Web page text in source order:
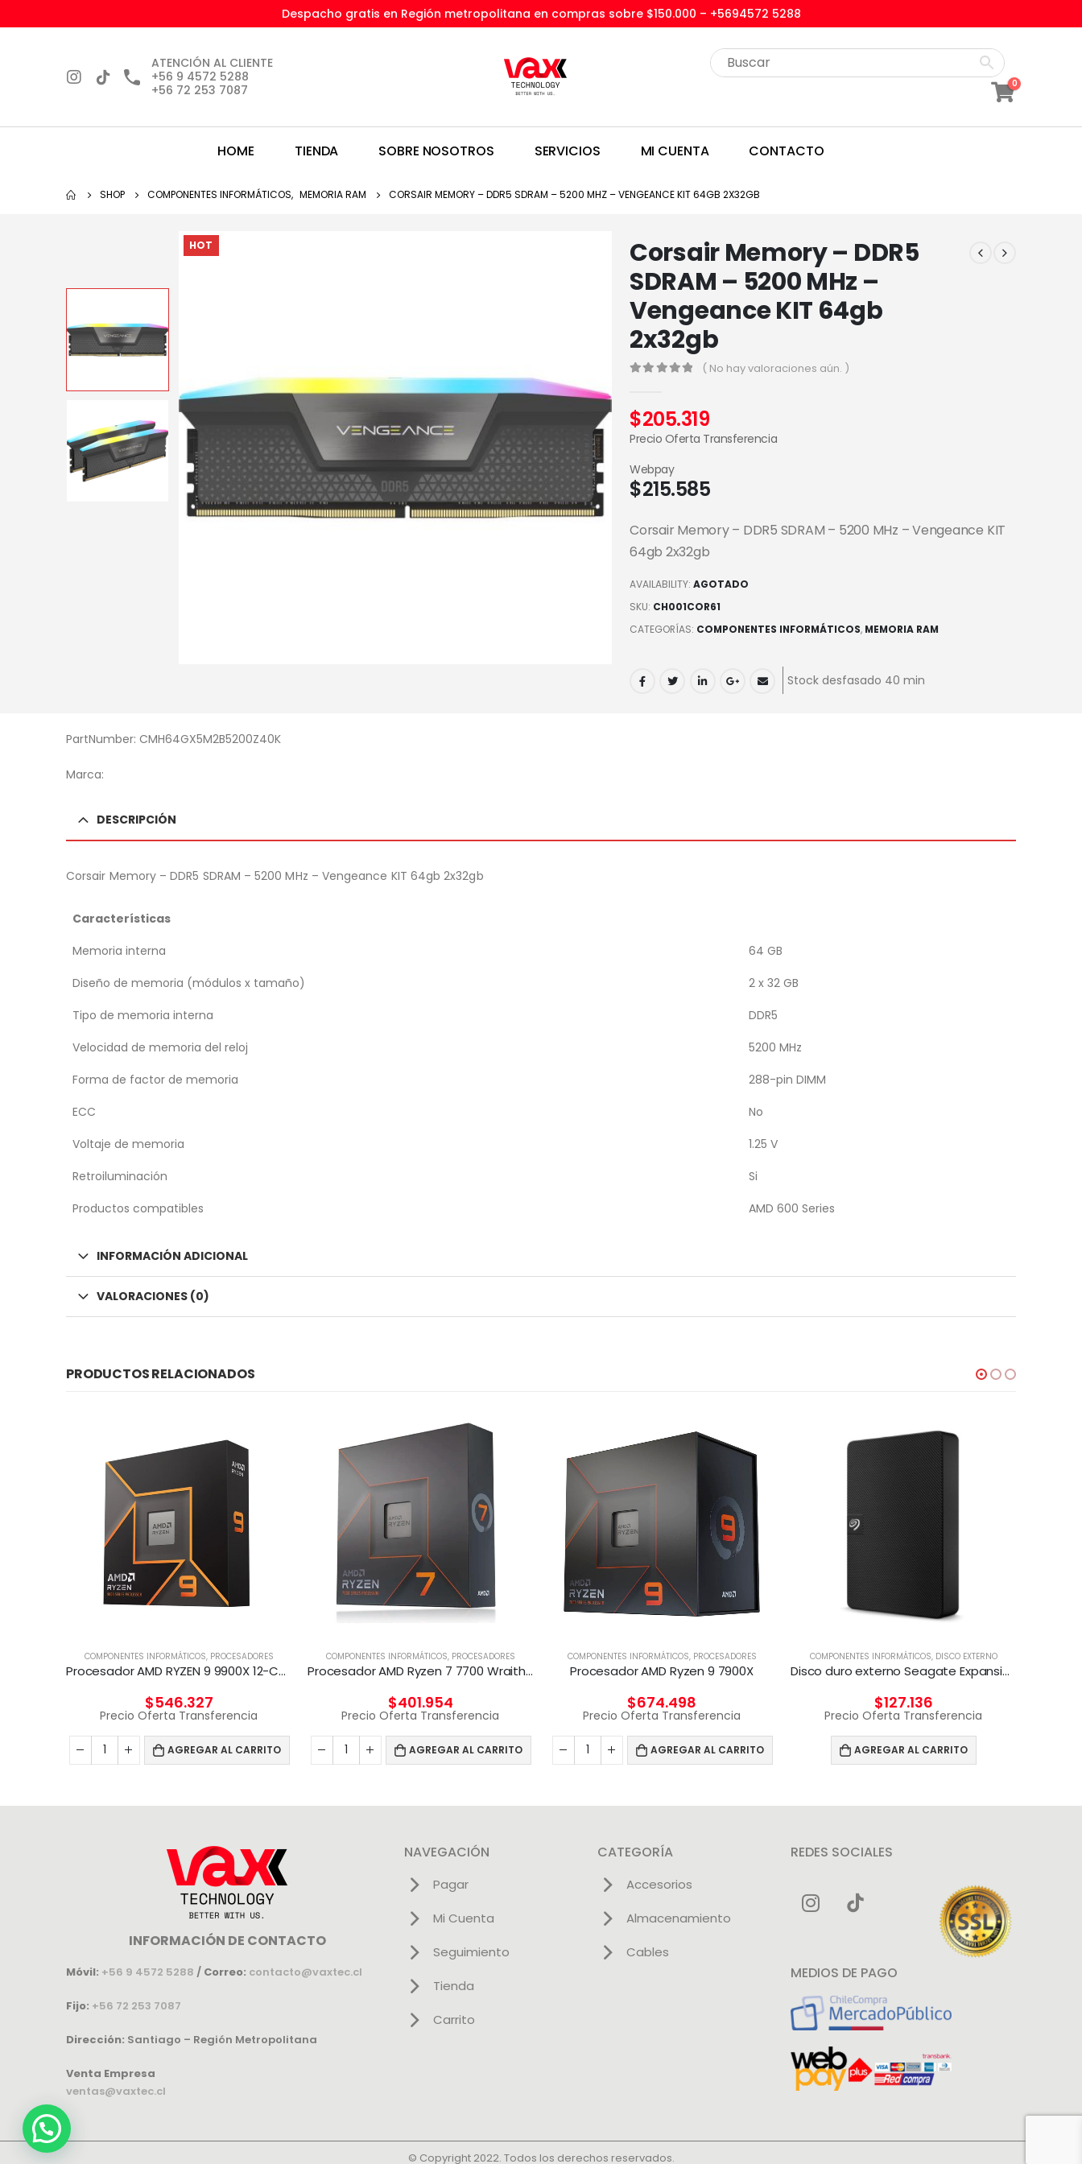
Despacho gratis en Región metropolitana en compras sobre $150.000 – +5694572 5288
ATENCIÓN AL CLIENTE
+56 9 4572 5288
+56 72 253 7087
0
HOME TIENDA SOBRE NOSOTROS SERVICIOS MI CUENTA CONTACTO
SHOP COMPONENTES INFORMÁTICOS, MEMORIA RAM CORSAIR MEMORY – DDR5 SDRAM – 5200 MHZ – VENGEANCE KIT 64GB 2X32GB
HOT
Corsair Memory – DDR5
SDRAM – 5200 MHz –
Vengeance KIT 64gb
2x32gb
( No hay valoraciones aún. )
$205.319
Precio Oferta Transferencia
$215.585
Webpay
Corsair Memory – DDR5 SDRAM – 5200 MHz – Vengeance KIT
64gb 2x32gb
AVAILABILITY: AGOTADO
SKU: CH001COR61
CATEGORÍAS: COMPONENTES INFORMÁTICOS, MEMORIA RAM
Stock desfasado 40 min
PartNumber: CMH64GX5M2B5200Z40K
Marca:
DESCRIPCIÓN
Corsair Memory – DDR5 SDRAM – 5200 MHz – Vengeance KIT 64gb 2x32gb
Características
Memoria interna
64 GB
Diseño de memoria (módulos x tamaño)
2 x 32 GB
Tipo de memoria interna
DDR5
Velocidad de memoria del reloj
5200 MHz
Forma de factor de memoria
288-pin DIMM
ECC
No
Voltaje de memoria
1.25 V
Retroiluminación
Si
Productos compatibles
AMD 600 Series
INFORMACIÓN ADICIONAL
VALORACIONES (0)
PRODUCTOS RELACIONADOS
COMPONENTES INFORMÁTICOS, PROCESADORES
Procesador AMD RYZEN 9 9900X 12-Core 4.4 Ghz
$546.327
Precio Oferta Transferencia
AGREGAR AL CARRITO
COMPONENTES INFORMÁTICOS, PROCESADORES
Procesador AMD Ryzen 7 7700 Wraith Prism 65W
$401.954
Precio Oferta Transferencia
AGREGAR AL CARRITO
COMPONENTES INFORMÁTICOS, PROCESADORES
Procesador AMD Ryzen 9 7900X
$674.498
Precio Oferta Transferencia
AGREGAR AL CARRITO
COMPONENTES INFORMÁTICOS, DISCO EXTERNO
Disco duro externo Seagate Expansion 4 TB Negro
$127.136
Precio Oferta Transferencia
AGREGAR AL CARRITO
INFORMACIÓN DE CONTACTO
Móvil: +56 9 4572 5288 / Correo: contacto@vaxtec.cl
Fijo: +56 72 253 7087
Dirección: Santiago – Región Metropolitana
Venta Empresa
ventas@vaxtec.cl
NAVEGACIÓN
Pagar
Mi Cuenta
Seguimiento
Tienda
Carrito
CATEGORÍA
Accesorios
Almacenamiento
Cables
REDES SOCIALES
MEDIOS DE PAGO
© Copyright 2022. Todos los derechos reservados.